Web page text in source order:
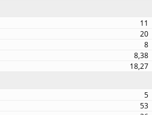
11
20
8
8,38
18,27
5
53